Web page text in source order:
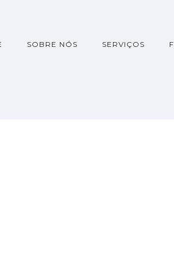
SOBRE NÓS SERVIÇOS